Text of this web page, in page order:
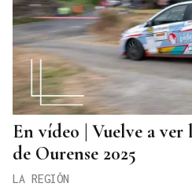
En vídeo | Vuelve a
de Ourense 2025
LA REGIÓN